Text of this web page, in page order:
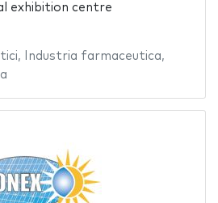
exhibition centre
, Industria farmaceutica,